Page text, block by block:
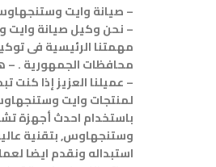
– صيانة وايت
– نحن وكيل صيانة
مهمتنا الرئيسية فى
محافظات الجمهورية . –
– عميلنا العزيز إذا
لمنتجات وايت
باستخدام احدث أجهزة
وستنجهاوس, بتقنية
استبداله ونقدم ايضا